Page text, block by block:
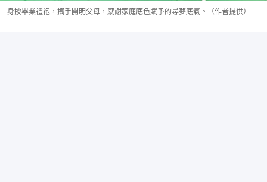
身披畢業禮袍，攜手開明父母，感謝家庭底色賦予的尋夢底氣。（作者提供）